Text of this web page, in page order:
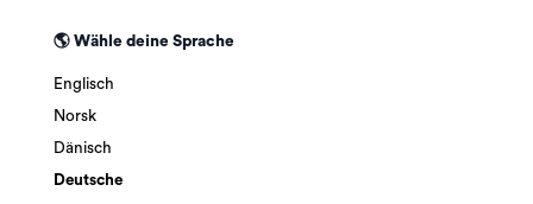
🌎 Wähle deine Sprache
Englisch
Norsk
Dänisch
Deutsche